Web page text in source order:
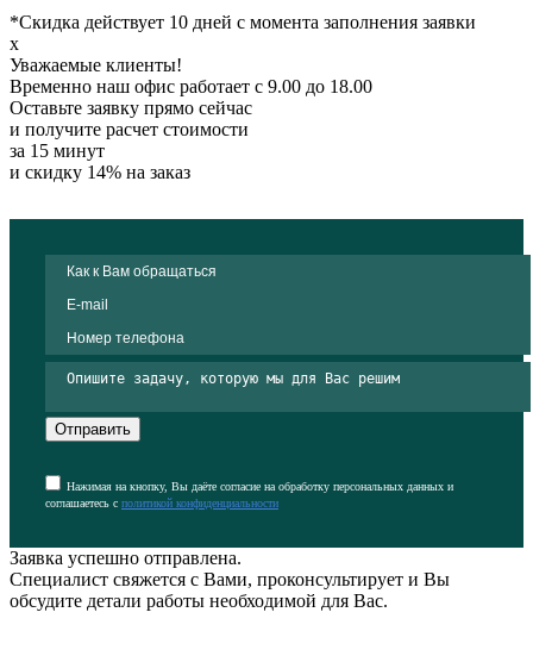
*Скидка действует 10 дней с момента заполнения заявки
x
Уважаемые клиенты!
Временно наш офис работает с 9.00 до 18.00
Оставьте заявку прямо сейчас
и получите расчет стоимости
за 15 минут
и скидку 14% на заказ
Отправить
Нажимая на кнопку, Вы даёте согласие на обработку персональных данных и
соглашаетесь с политикой конфиденциальности
Заявка успешно отправлена.
Специалист свяжется с Вами, проконсультирует и Вы
обсудите детали работы необходимой для Вас.